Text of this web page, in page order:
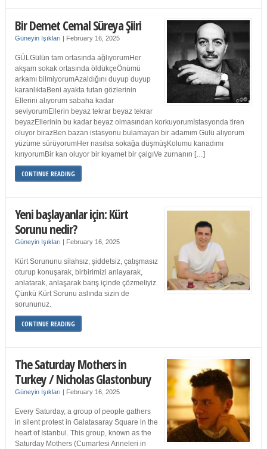
Bir Demet Cemal Süreya Şiiri
Güneyin Işıkları | February 16, 2025
GÜLGülün tam ortasında ağlıyorumHer
akşam sokak ortasında öldükçeÖnümü
arkamı bilmiyorumAzaldığını duyup duyup
karanlıktaBeni ayakta tutan gözlerinin
Ellerini alıyorum sabaha kadar
seviyorumEllerin beyaz tekrar beyaz tekrar
beyazEllerinin bu kadar beyaz olmasından korkuyorumİstasyonda tiren
oluyor birazBen bazan istasyonu bulamayan bir adamım Gülü alıyorum
yüzüme sürüyorumHer nasılsa sokağa düşmüşKolumu kanadımı
kırıyorumBir kan oluyor bir kıyamet bir çalgıVe zurnanın […]
CONTINUE READING
Yeni başlayanlar için: Kürt
Sorunu nedir?
Güneyin Işıkları | February 16, 2025
Kürt Sorununu silahsız, şiddetsiz, çatışmasız
oturup konuşarak, birbirimizi anlayarak,
anlatarak, anlaşarak barış içinde çözmeliyiz.
Çünkü Kürt Sorunu aslında sizin de
sorununuz.
CONTINUE READING
The Saturday Mothers in
Turkey / Nicholas Glastonbury
Güneyin Işıkları | February 16, 2025
Every Saturday, a group of people gathers
in silent protest in Galatasaray Square in the
heart of Istanbul. This group, known as the
Saturday Mothers (Cumartesi Anneleri in